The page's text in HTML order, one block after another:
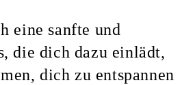
eine sanfte und
die dich dazu einlädt,
dich zu entspannen